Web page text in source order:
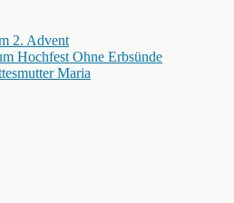
2. Advent
Hochfest Ohne Erbsünde
Maria